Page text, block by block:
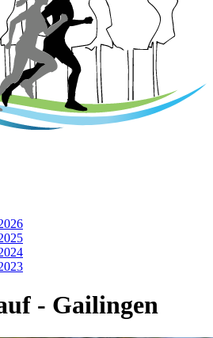
- Gailingen